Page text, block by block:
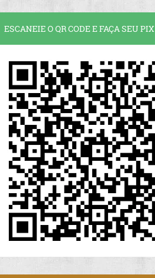
ESCANEIE O QR CODE E FAÇA SEU PIX